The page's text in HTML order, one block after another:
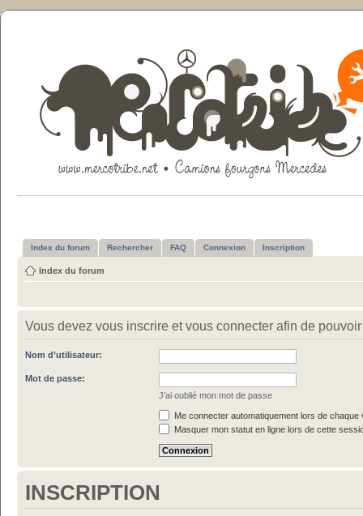
Index du forum Rechercher FAQ Connexion Inscription
Index du forum
Vous devez vous inscrire et vous connecter afin de
Nom d’utilisateur:
Mot de passe:
J’ai oublié mon mot de passe
Me connecter automatiquement lors de chaque
Masquer mon statut en ligne lors de cette
INSCRIPTION